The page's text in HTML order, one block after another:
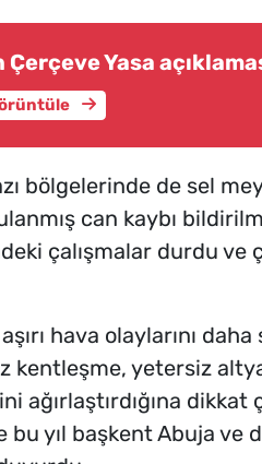
Çerçeve Yasa
bölgelerinde de sel
can kaybı
çalışmalar durdu ve
hava olaylarını daha
yetersiz
ağırlaştırdığına dikkat
bu yıl başkent Abuja